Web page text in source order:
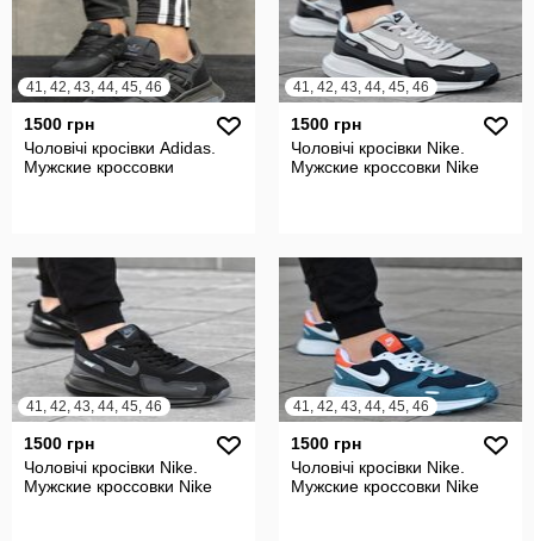
41, 42, 43, 44, 45, 46
1500 грн
Чоловічі кросівки Adidas.
Мужские кроссовки
41, 42, 43, 44, 45, 46
1500 грн
Чоловічі кросівки Nike.
Мужские кроссовки Nike
41, 42, 43, 44, 45, 46
1500 грн
Чоловічі кросівки Nike.
Мужские кроссовки Nike
41, 42, 43, 44, 45, 46
1500 грн
Чоловічі кросівки Nike.
Мужские кроссовки Nike